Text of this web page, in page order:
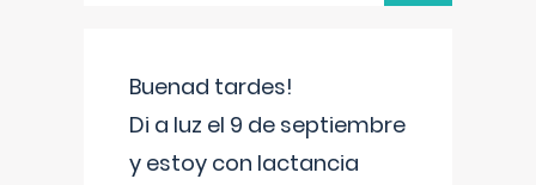
Buenad tardes!
Di a luz el 9 de septiembre
y estoy con lactancia